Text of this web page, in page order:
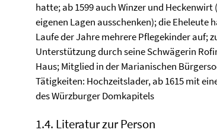
hatte; ab 1599 auch Winzer und
eigenen Lagen ausschenken); die Eheleute
Laufe der Jahre mehrere Pflegekinder auf;
Unterstützung durch seine Schwägerin
Haus; Mitglied in der Marianischen
Tätigkeiten: Hochzeitslader, ab 1615 mit
des Würzburger Domkapitels
1.4. Literatur zur Person